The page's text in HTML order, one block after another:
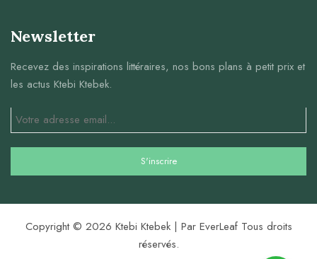
Newsletter
Recevez des inspirations littéraires, nos bons plans à petit prix et
les actus Ktebi Ktebek.
Copyright © 2026 Ktebi Ktebek | Par EverLeaf Tous droits
réservés.